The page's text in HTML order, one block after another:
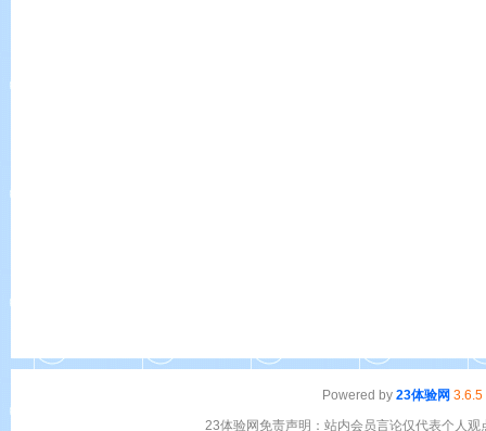
Powered by 23体验网 3.6.5
23体验网免责声明：站内会员言论仅代表个人